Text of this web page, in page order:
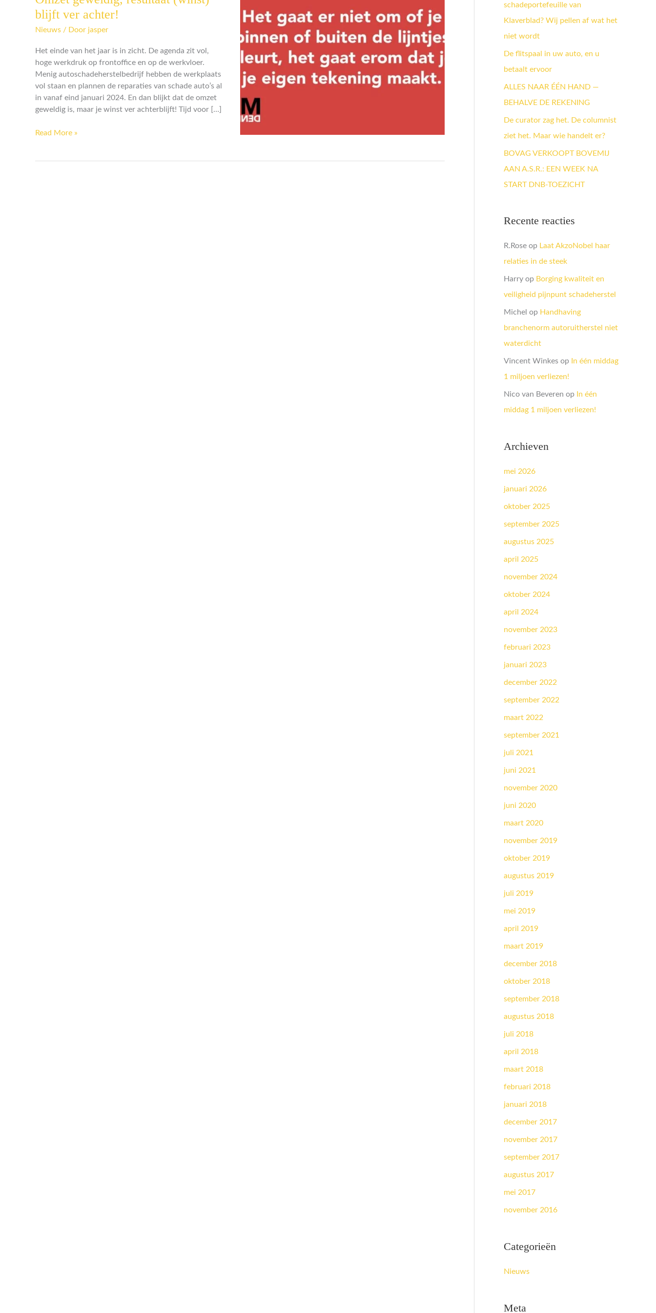
blijft ver achter!
Nieuws / Door jasper
Het einde van het jaar is in zicht. De agenda zit vol,
hoge werkdruk op frontoffice en op de werkvloer.
Menig autoschadeherstelbedrijf hebben de werkplaats
vol staan en plannen de reparaties van schade auto’s al
in vanaf eind januari 2024. En dan blijkt dat de omzet
geweldig is, maar je winst ver achterblijft! Tijd voor […]
geweldig,
resultaat
(winst)
ver
achter!
Read More »
a
a
r
:
schadeportefeuille van
Klaverblad? Wij pellen af wat het
niet wordt
De flitspaal in uw auto, en u
betaalt ervoor
ALLES NAAR ÉÉN HAND —
BEHALVE DE REKENING
De curator zag het. De columnist
ziet het. Maar wie handelt er?
BOVAG VERKOOPT BOVEMIJ
AAN A.S.R.: EEN WEEK NA
START DNB-TOEZICHT
Recente reacties
R.Rose op Laat AkzoNobel haar
relaties in de steek
Harry op Borging kwaliteit en
veiligheid pijnpunt schadeherstel
Michel op Handhaving
branchenorm autoruitherstel niet
waterdicht
Vincent Winkes op In één middag
1 miljoen verliezen!
Nico van Beveren op In één
middag 1 miljoen verliezen!
Archieven
mei 2026
januari 2026
oktober 2025
september 2025
augustus 2025
april 2025
november 2024
oktober 2024
april 2024
november 2023
februari 2023
januari 2023
december 2022
september 2022
maart 2022
september 2021
juli 2021
juni 2021
november 2020
juni 2020
maart 2020
november 2019
oktober 2019
augustus 2019
juli 2019
mei 2019
april 2019
maart 2019
december 2018
oktober 2018
september 2018
augustus 2018
juli 2018
april 2018
maart 2018
februari 2018
januari 2018
december 2017
november 2017
september 2017
augustus 2017
mei 2017
november 2016
Categorieën
Nieuws
Meta